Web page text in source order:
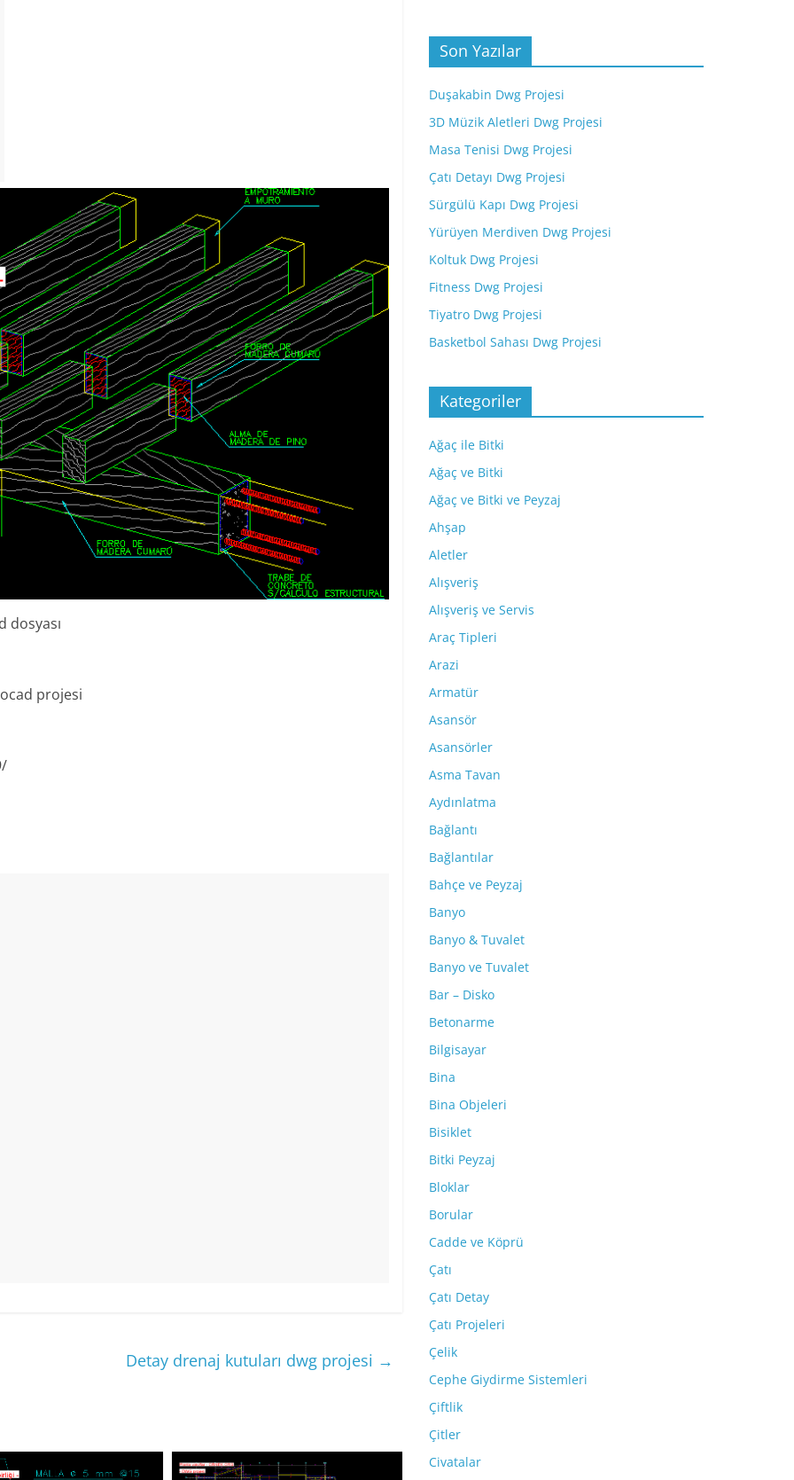
dosyası
projesi
Detay drenaj kutuları dwg projesi →
Son Yazılar
Duşakabin Dwg Projesi
3D Müzik Aletleri Dwg Projesi
Masa Tenisi Dwg Projesi
Çatı Detayı Dwg Projesi
Sürgülü Kapı Dwg Projesi
Yürüyen Merdiven Dwg Projesi
Koltuk Dwg Projesi
Fitness Dwg Projesi
Tiyatro Dwg Projesi
Basketbol Sahası Dwg Projesi
Kategoriler
Ağaç ile Bitki
Ağaç ve Bitki
Ağaç ve Bitki ve Peyzaj
Ahşap
Aletler
Alışveriş
Alışveriş ve Servis
Araç Tipleri
Arazi
Armatür
Asansör
Asansörler
Asma Tavan
Aydınlatma
Bağlantı
Bağlantılar
Bahçe ve Peyzaj
Banyo
Banyo & Tuvalet
Banyo ve Tuvalet
Bar – Disko
Betonarme
Bilgisayar
Bina
Bina Objeleri
Bisiklet
Bitki Peyzaj
Bloklar
Borular
Cadde ve Köprü
Çatı
Çatı Detay
Çatı Projeleri
Çelik
Cephe Giydirme Sistemleri
Çiftlik
Çitler
Civatalar